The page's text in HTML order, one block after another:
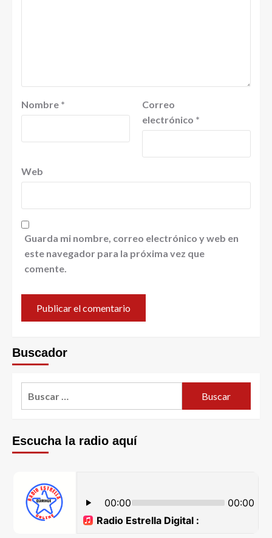
Nombre *
Correo
electrónico *
Web
Guarda mi nombre, correo electrónico y web en
este navegador para la próxima vez que
comente.
Buscador
Escucha la radio aquí